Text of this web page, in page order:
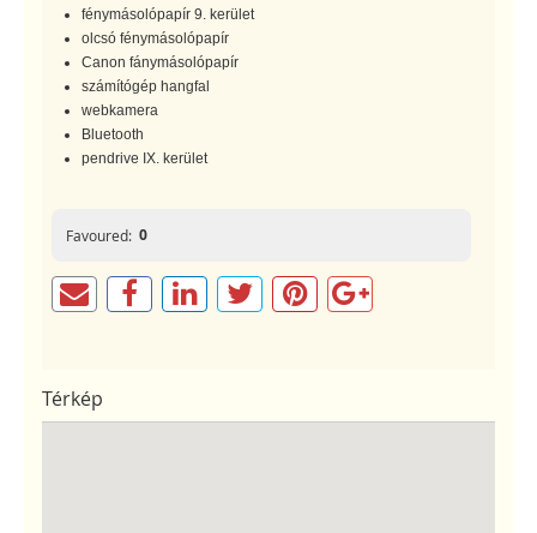
fénymásolópapír 9. kerület
olcsó fénymásolópapír
Canon fánymásolópapír
számítógép hangfal
webkamera
Bluetooth
pendrive IX. kerület
Favoured: 0
Térkép